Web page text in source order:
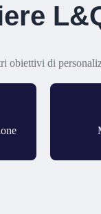
obiettivi di